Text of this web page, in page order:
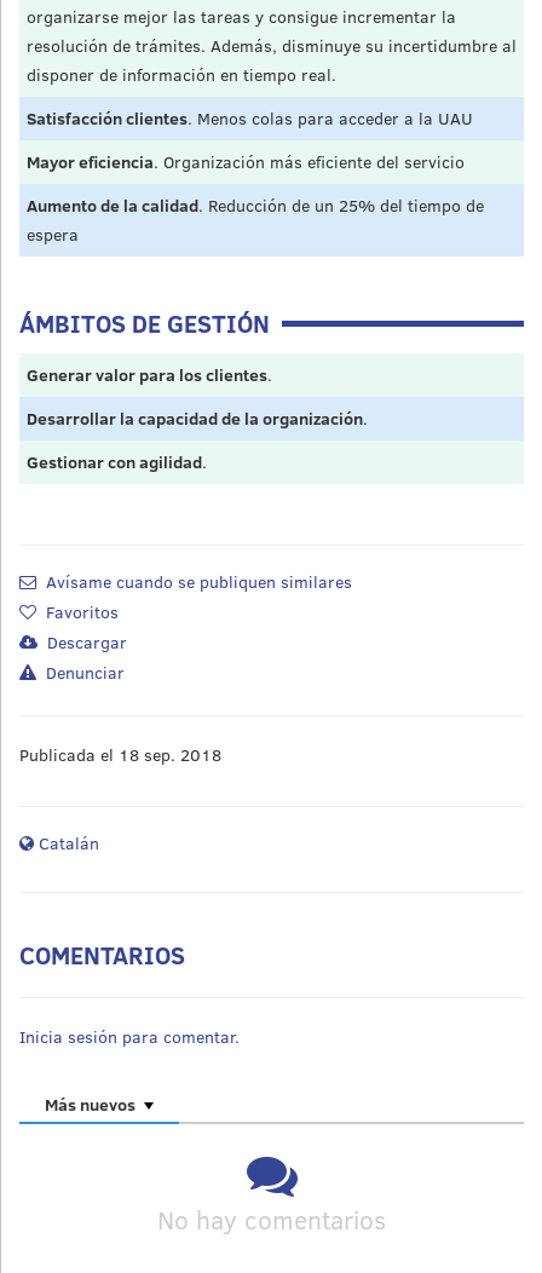
organizarse mejor las tareas y consigue incrementar la
resolución de trámites. Además, disminuye su incertidumbre al
disponer de información en tiempo real.
Satisfacción clientes. Menos colas para acceder a la UAU
Mayor eficiencia. Organización más eficiente del servicio
Aumento de la calidad. Reducción de un 25% del tiempo de
espera
ÁMBITOS DE GESTIÓN
Generar valor para los clientes.
Desarrollar la capacidad de la organización.
Gestionar con agilidad.
Avísame cuando se publiquen similares
Favoritos
Descargar
Denunciar
Publicada el 18 sep. 2018
Catalán
COMENTARIOS
Inicia sesión para comentar.
Más nuevos
No hay comentarios